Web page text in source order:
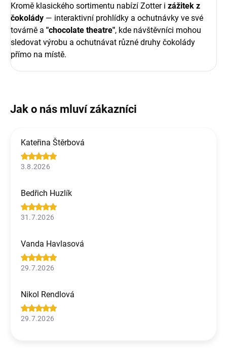
Kromě klasického sortimentu nabízí Zotter i zážitek z
čokolády — interaktivní prohlídky a ochutnávky ve své
továrně a "chocolate theatre", kde návštěvníci mohou
sledovat výrobu a ochutnávat různé druhy čokolády
přímo na místě.
Kateřina Štěrbová
3.8.2026
Bedřich Huzlík
31.7.2026
Vanda Havlasová
29.7.2026
Nikol Rendlová
29.7.2026